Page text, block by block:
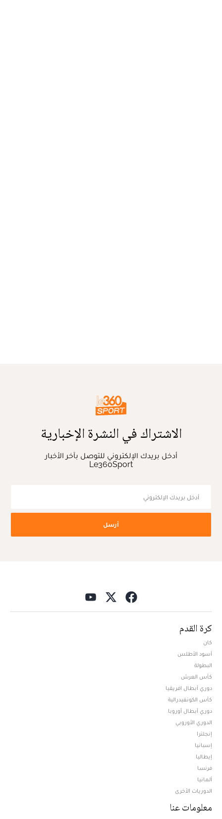
الاشتراك في النشرة الإخبارية
أدخل بريدك الإلكتروني للتوصل بآخر الأخبار
Le360Sport
أرسل
كرة القدم
كان
أسود الأطلس
البطولة
كأس العرش
دوري أبطال افريقيا
كأس الكونفيدرالية
دوري أبطال أوروبا
الدوري الأوروبي
إنجلترا
إسبانيا
إيطاليا
فرنسا
ألمانيا
الدوريات الأخرى
معلومات عنا